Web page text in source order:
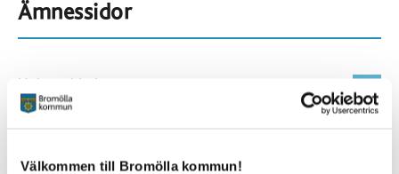
Välkommen till Bromölla kommun!
Ämnessidor
Hela webbplatsen